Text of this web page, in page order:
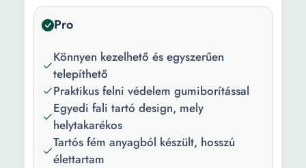
Pro
Könnyen kezelhető és egyszerűen
telepíthető
Praktikus felni védelem gumiborítással
Egyedi fali tartó design, mely
helytakarékos
Tartós fém anyagból készült, hosszú
élettartam